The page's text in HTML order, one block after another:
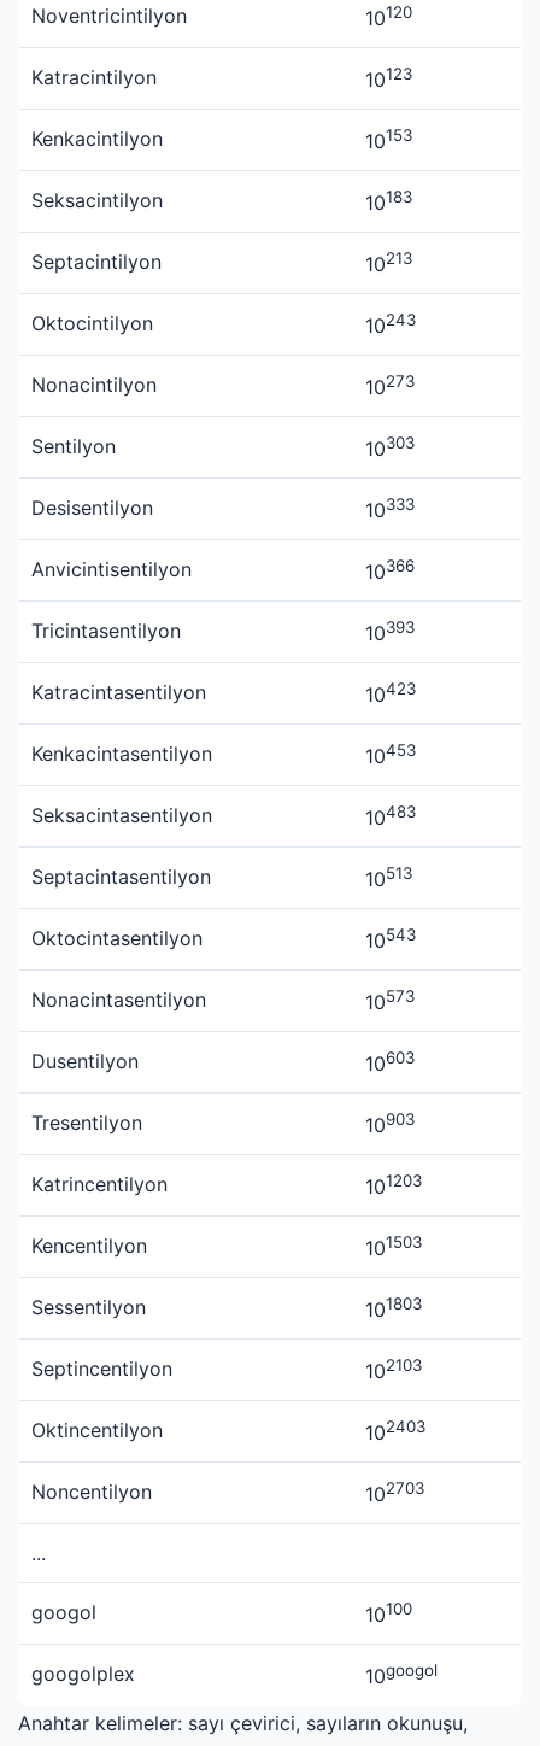
Noventricintilyon 10120
Katracintilyon 10123
Kenkacintilyon 10153
Seksacintilyon 10183
Septacintilyon 10213
Oktocintilyon 10243
Nonacintilyon 10273
Sentilyon 10303
Desisentilyon 10333
Anvicintisentilyon 10366
Tricintasentilyon 10393
Katracintasentilyon 10423
Kenkacintasentilyon 10453
Seksacintasentilyon 10483
Septacintasentilyon 10513
Oktocintasentilyon 10543
Nonacintasentilyon 10573
Dusentilyon 10603
Tresentilyon 10903
Katrincentilyon 101203
Kencentilyon 101503
Sessentilyon 101803
Septincentilyon 102103
Oktincentilyon 102403
Noncentilyon 102703
...
googol 10100
googolplex 10googol
Anahtar kelimeler: sayı çevirici, sayıların okunuşu,